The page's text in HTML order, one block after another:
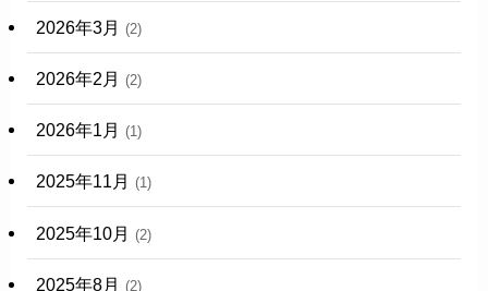
2026年3月 (2)
2026年2月 (2)
2026年1月 (1)
2025年11月 (1)
2025年10月 (2)
2025年8月 (2)